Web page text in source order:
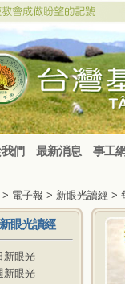
們 最新消息 事工
> 電子報 > 新眼光讀經 >
新眼光讀經
新眼光
新眼光